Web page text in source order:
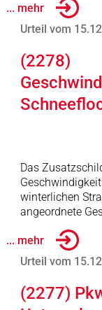
... mehr
Urteil vom
(2278)
Das
winterlichen
angeordnete
... mehr
Urteil vom
(2277)